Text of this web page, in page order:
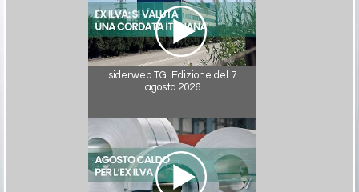
siderweb TG. Edizione del 7
agosto 2026